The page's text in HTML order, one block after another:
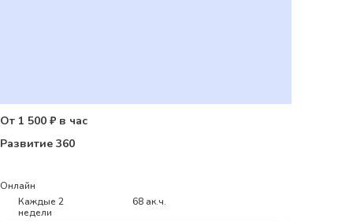
68 ак.ч.
Каждые 2
недели
Онлайн
От 1 500 ₽ в час
Развитие 360